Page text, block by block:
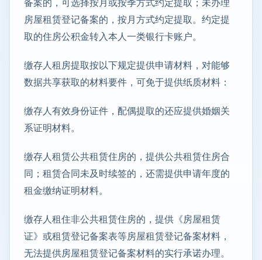
备案的，可选择按月或按季方式约定提取；未办理
房屋租赁登记备案的，按月方式约定提取。约定提
取的住房公积金转入本人一类银行卡账户。
缴存人租房提取按以下规定提供申请材料，对能够
数据共享获取的材料要件，可免于提供纸质材料：
缴存人有效身份证件，配偶提取的还应提供婚姻关
系证明材料。
缴存人租赁公共租赁住房的，提供公共租赁住房合
同；租赁合同未及时续签的，还需提供申请年度的
租金缴纳证明材料。
缴存人租住非公共租赁住房的，提供《房屋租赁
证》或租赁登记备案表等房屋租赁登记备案材料，
无法提供房屋租赁登记备案材料的实行承诺办理。